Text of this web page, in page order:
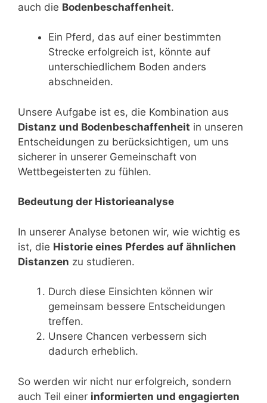
auch die Bodenbeschaffenheit.
Ein Pferd, das auf einer bestimmten
Strecke erfolgreich ist, könnte auf
unterschiedlichem Boden anders
abschneiden.
Unsere Aufgabe ist es, die Kombination aus
Distanz und Bodenbeschaffenheit in unseren
Entscheidungen zu berücksichtigen, um uns
sicherer in unserer Gemeinschaft von
Wettbegeisterten zu fühlen.
Bedeutung der Historieanalyse
In unserer Analyse betonen wir, wie wichtig es
ist, die Historie eines Pferdes auf ähnlichen
Distanzen zu studieren.
Durch diese Einsichten können wir
gemeinsam bessere Entscheidungen
treffen.
Unsere Chancen verbessern sich
dadurch erheblich.
So werden wir nicht nur erfolgreich, sondern
auch Teil einer informierten und engagierten